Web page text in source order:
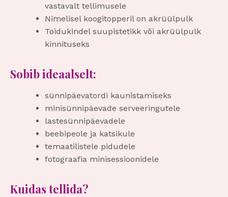
vastavalt tellimusele
Nimelisel koogitopperil on akrüülpulk
Toidukindel suupistetikk või akrüülpulk
kinnituseks
Sobib ideaalselt:
sünnipäevatordi kaunistamiseks
minisünnipäevade serveeringutele
lastesünnipäevadele
beebipeole ja katsikule
temaatilistele pidudele
fotograafia minisessioonidele
Kuidas tellida?